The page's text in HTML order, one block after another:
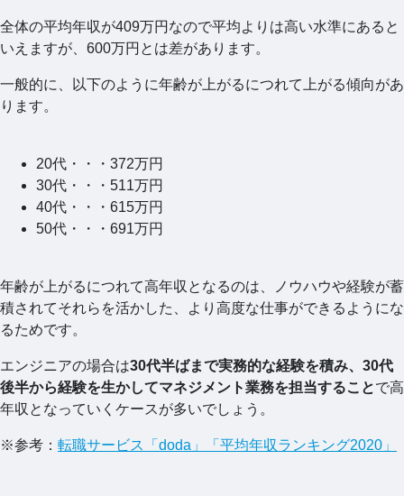
全体の平均年収が409万円なので平均よりは高い水準にあると
いえますが、600万円とは差があります。
一般的に、以下のように年齢が上がるにつれて上がる傾向があ
ります。
20代・・・372万円
30代・・・511万円
40代・・・615万円
50代・・・691万円
年齢が上がるにつれて高年収となるのは、ノウハウや経験が蓄
積されてそれらを活かした、より高度な仕事ができるようにな
るためです。
エンジニアの場合は30代半ばまで実務的な経験を積み、30代
後半から経験を生かしてマネジメント業務を担当することで高
年収となっていくケースが多いでしょう。
※参考： 転職サービス「doda」「平均年収ランキング2020」